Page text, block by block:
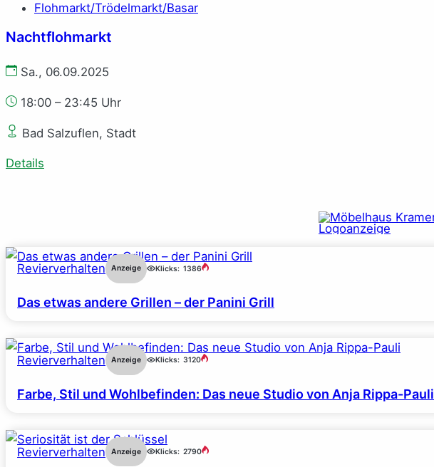
Flohmarkt/Trödelmarkt/Basar
Nachtflohmarkt
Sa., 06.09.2025
18:00 – 23:45 Uhr
Bad Salzuflen, Stadt
Details
Revierverhalten Anzeige Klicks: 1386
Das etwas andere Grillen – der Panini Grill
Revierverhalten Anzeige Klicks: 3120
Farbe, Stil und Wohlbefinden: Das neue Studio von Anja Rippa-Pauli
Revierverhalten Anzeige Klicks: 2790